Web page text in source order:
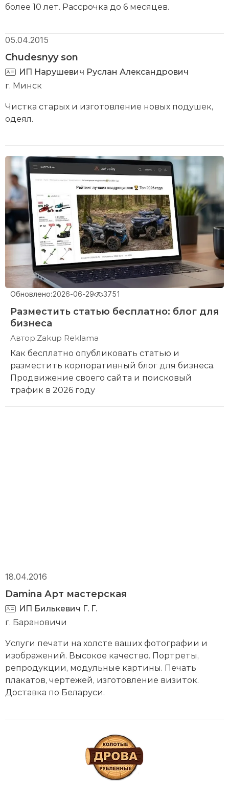
более 10 лет. Рассрочка до 6 месяцев.
05.04.2015
Chudesnyy son
ИП Нарушевич Руслан Александрович
г. Минск
Чистка старых и изготовление новых подушек,
одеял.
Обновлено:2026-06-29 3751
Разместить статью бесплатно: блог для
бизнеса
Автор:Zakup Reklama
Как бесплатно опубликовать статью и
разместить корпоративный блог для бизнеса.
Продвижение своего сайта и поисковый
трафик в 2026 году
18.04.2016
Damina Арт мастерская
ИП Билькевич Г. Г.
г. Барановичи
Услуги печати на холсте ваших фотографии и
изображений. Высокое качество. Портреты,
репродукции, модульные картины. Печать
плакатов, чертежей, изготовление визиток.
Доставка по Беларуси.